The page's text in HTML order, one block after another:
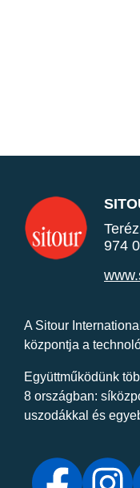
974
A Sitour
központja a
Együttműködünk
8 országban:
uszodákkal és